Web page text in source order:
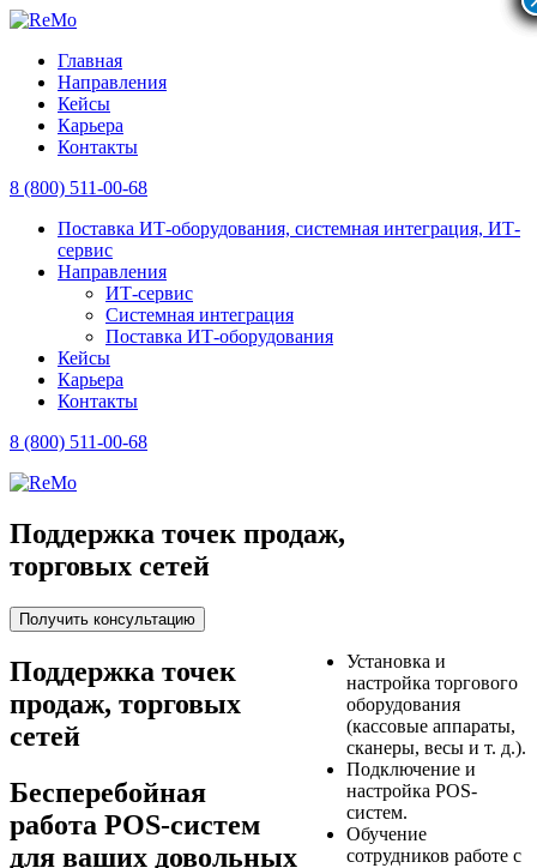
Главная
Направления
Кейсы
Карьера
Контакты
8 (800) 511-00-68
Поставка ИТ-оборудования, системная интеграция, ИТ-
сервис
Направления
ИТ-сервис
Системная интеграция
Поставка ИТ-оборудования
Кейсы
Карьера
Контакты
8 (800) 511-00-68
Поддержка точек продаж,
торговых сетей
Получить консультацию
Поддержка точек
продаж, торговых
сетей
Бесперебойная
работа POS-систем
для ваших довольных
Установка и
настройка торгового
оборудования
(кассовые аппараты,
сканеры, весы и т. д.).
Подключение и
настройка POS-
систем.
Обучение
сотрудников работе с